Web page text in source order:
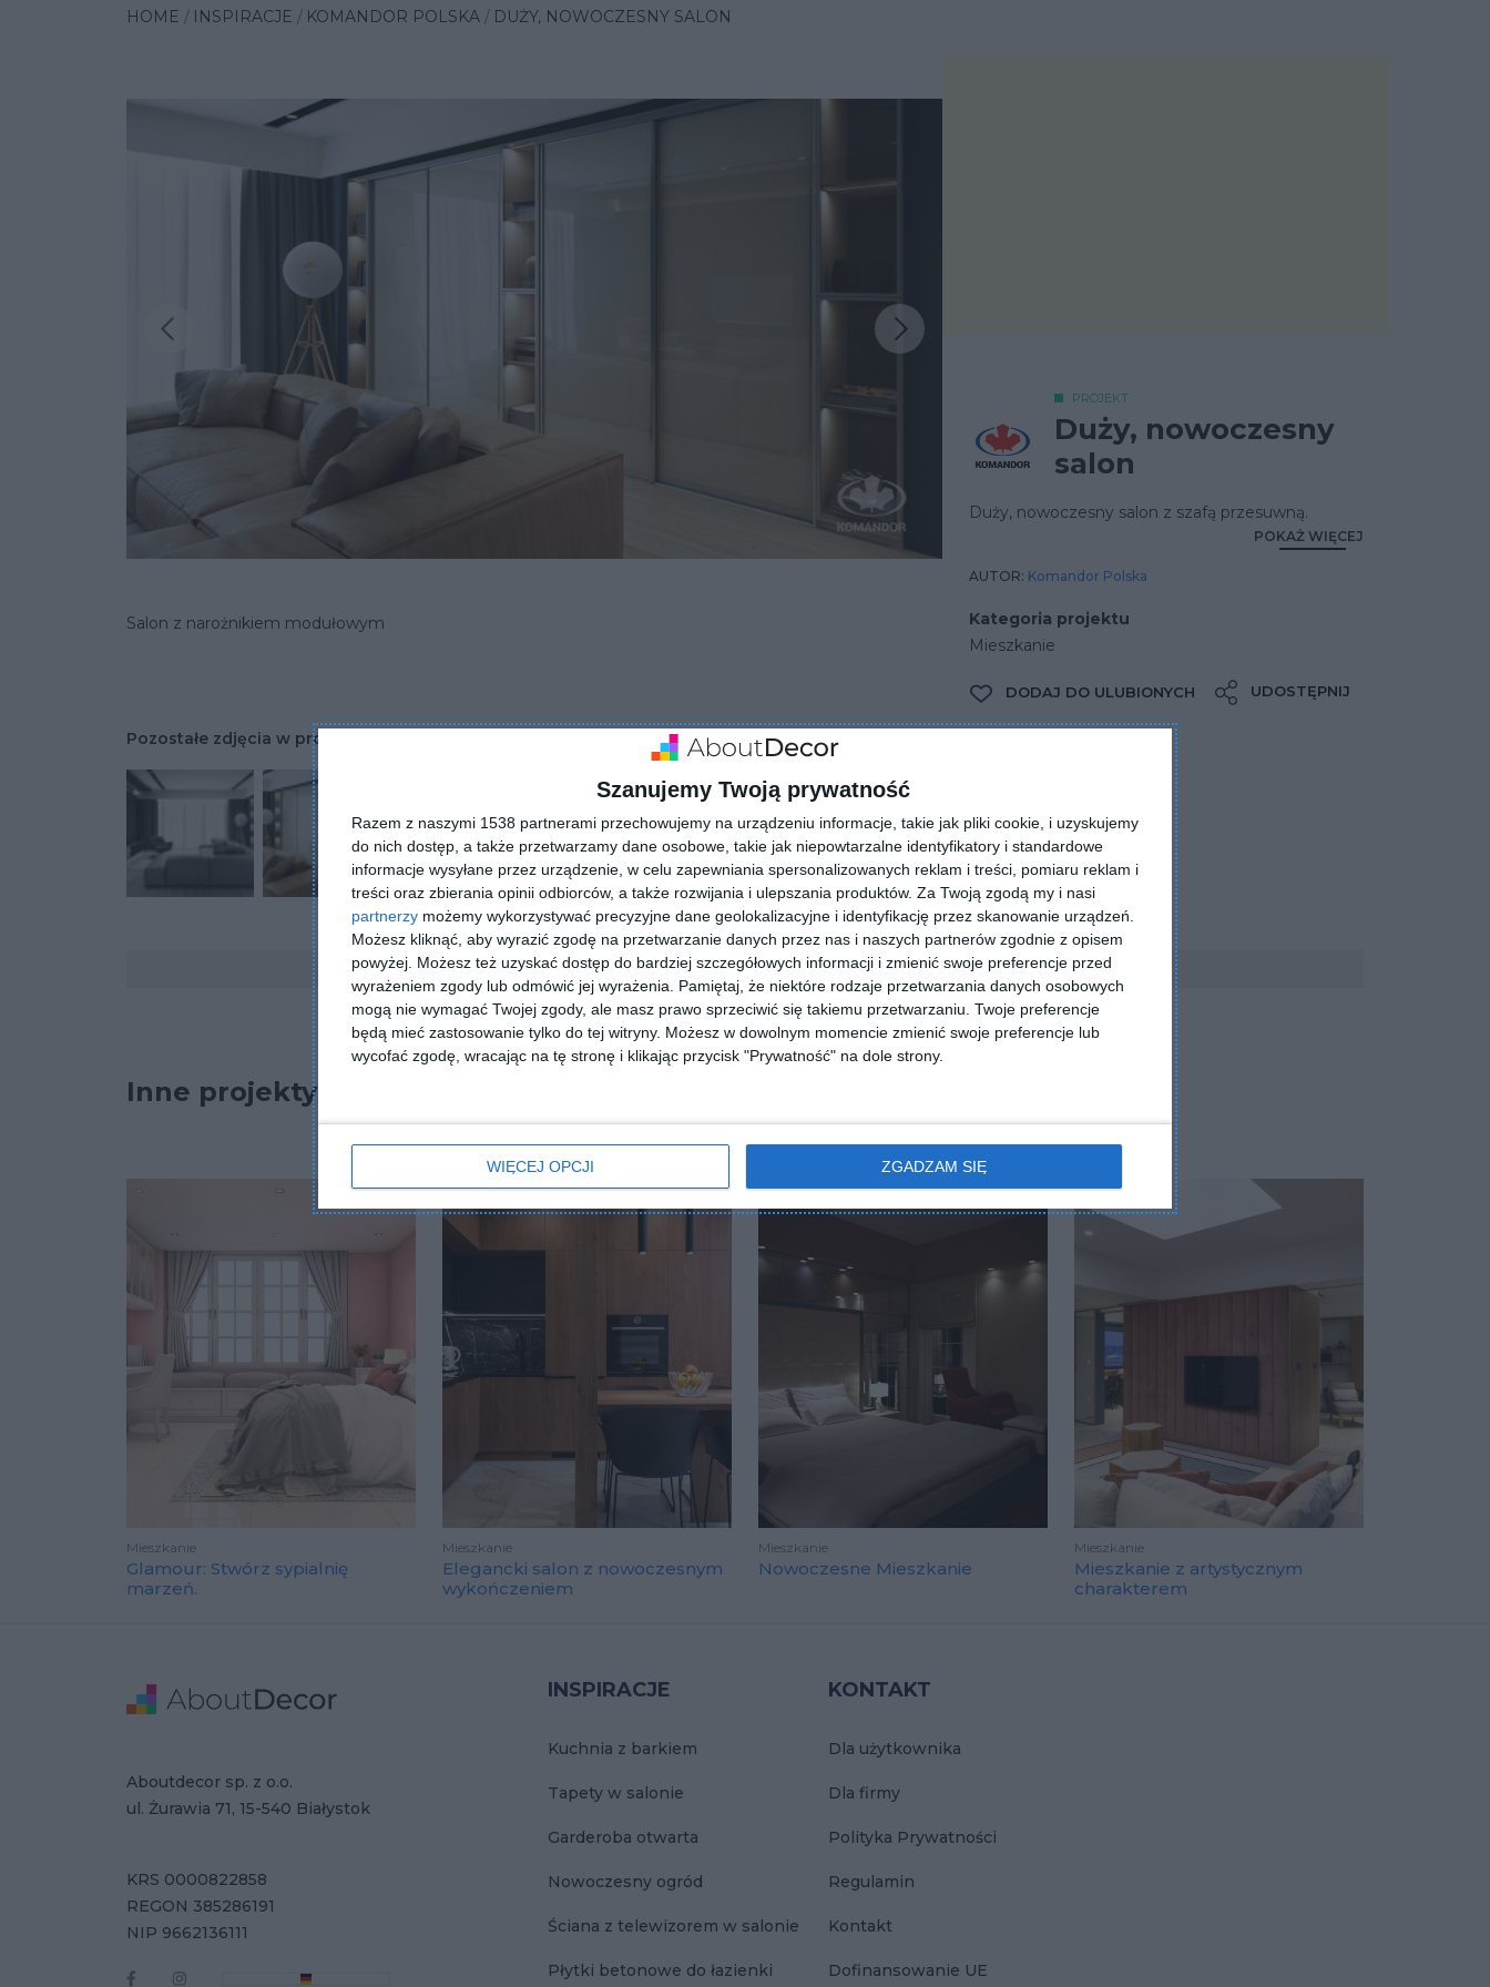
Szanujemy Twoją prywatność
Razem z naszymi 1538 partnerami przechowujemy na urządzeniu informacje, takie jak pliki cookie, i uzyskujemy
do nich dostęp, a także przetwarzamy dane osobowe, takie jak niepowtarzalne identyfikatory i standardowe
informacje wysyłane przez urządzenie, w celu zapewniania spersonalizowanych reklam i treści, pomiaru reklam i
treści oraz zbierania opinii odbiorców, a także rozwijania i ulepszania produktów. Za Twoją zgodą my i nasi
partnerzy możemy wykorzystywać precyzyjne dane geolokalizacyjne i identyfikację przez skanowanie urządzeń.
Możesz kliknąć, aby wyrazić zgodę na przetwarzanie danych przez nas i naszych partnerów zgodnie z opisem
powyżej. Możesz też uzyskać dostęp do bardziej szczegółowych informacji i zmienić swoje preferencje przed
wyrażeniem zgody lub odmówić jej wyrażenia.
Pamiętaj, że niektóre rodzaje przetwarzania danych osobowych
mogą nie wymagać Twojej zgody, ale masz prawo sprzeciwić się takiemu przetwarzaniu. Twoje preferencje
będą mieć zastosowanie tylko do tej witryny. Możesz w dowolnym momencie zmienić swoje preferencje lub
wycofać zgodę, wracając na tę stronę i klikając przycisk "Prywatność" na dole strony.
WIĘCEJ OPCJI ZGADZAM SIĘ
HOME INSPIRACJE KOMANDOR POLSKA DUŻY, NOWOCZESNY SALON
Poprzednia inspiracjaNastępna inspiracja
Salon z narożnikiem modułowym
PROJEKT
Duży, nowoczesny
salon
Duży, nowoczesny salon z szafą przesuwną.
POKAŻ WIĘCEJ
AUTOR: Komandor Polska
Kategoria projektu
Mieszkanie
DODAJ DO ULUBIONYCH UDOSTĘPNIJ
Pozostałe zdjęcia w projekcie:
ZADAJ PYTANIE
Inne projekty
Mieszkanie
Glamour: Stwórz sypialnię
marzeń.
Mieszkanie
Elegancki salon z nowoczesnym
wykończeniem
Mieszkanie
Nowoczesne Mieszkanie
Mieszkanie
Mieszkanie z artystycznym
charakterem
INSPIRACJE
Kuchnia z barkiem
Tapety w salonie
Garderoba otwarta
Nowoczesny ogród
Ściana z telewizorem w salonie
Płytki betonowe do łazienki
KONTAKT
Dla użytkownika
Dla firmy
Polityka Prywatności
Regulamin
Kontakt
Dofinansowanie UE
Adres
Aboutdecor sp. z o.o.
ul. Żurawia 71, 15-540 Białystok
Dane Firmy
KRS 0000822858
REGON 385286191
NIP 9662136111